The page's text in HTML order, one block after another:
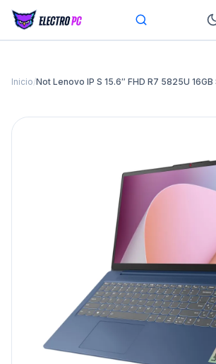
Inicio/Not Lenovo IP S 15.6″ FHD R7 5825U 16GB